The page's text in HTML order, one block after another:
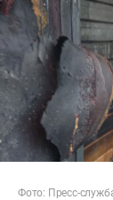
Фото: Пресс-